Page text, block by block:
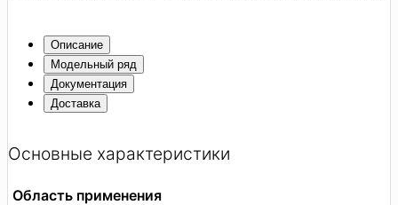
Описание
Модельный ряд
Документация
Доставка
Основные характеристики
Область применения